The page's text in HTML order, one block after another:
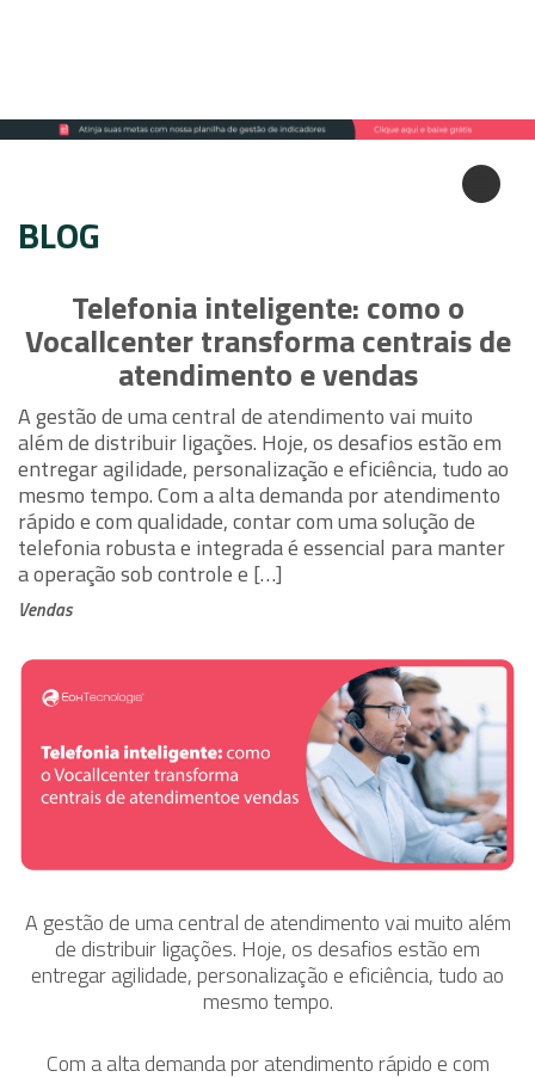
BLOG
Telefonia inteligente: como o
Vocallcenter transforma centrais de
atendimento e vendas
A gestão de uma central de atendimento vai muito
além de distribuir ligações. Hoje, os desafios estão em
entregar agilidade, personalização e eficiência, tudo ao
mesmo tempo. Com a alta demanda por atendimento
rápido e com qualidade, contar com uma solução de
telefonia robusta e integrada é essencial para manter
a operação sob controle e […]
Vendas
A gestão de uma central de atendimento vai muito além
de distribuir ligações. Hoje, os desafios estão em
entregar agilidade, personalização e eficiência, tudo ao
mesmo tempo.
Com a alta demanda por atendimento rápido e com